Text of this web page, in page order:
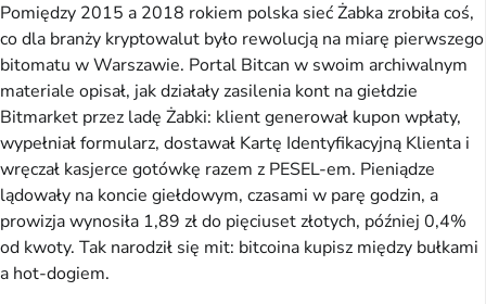
Pomiędzy 2015 a 2018 rokiem polska sieć Żabka zrobiła coś,
co dla branży kryptowalut było rewolucją na miarę pierwszego
bitomatu w Warszawie. Portal Bitcan w swoim archiwalnym
materiale opisał, jak działały zasilenia kont na giełdzie
Bitmarket przez ladę Żabki: klient generował kupon wpłaty,
wypełniał formularz, dostawał Kartę Identyfikacyjną Klienta i
wręczał kasjerce gotówkę razem z PESEL-em. Pieniądze
lądowały na koncie giełdowym, czasami w parę godzin, a
prowizja wynosiła 1,89 zł do pięciuset złotych, później 0,4%
od kwoty. Tak narodził się mit: bitcoina kupisz między bułkami
a hot-dogiem.